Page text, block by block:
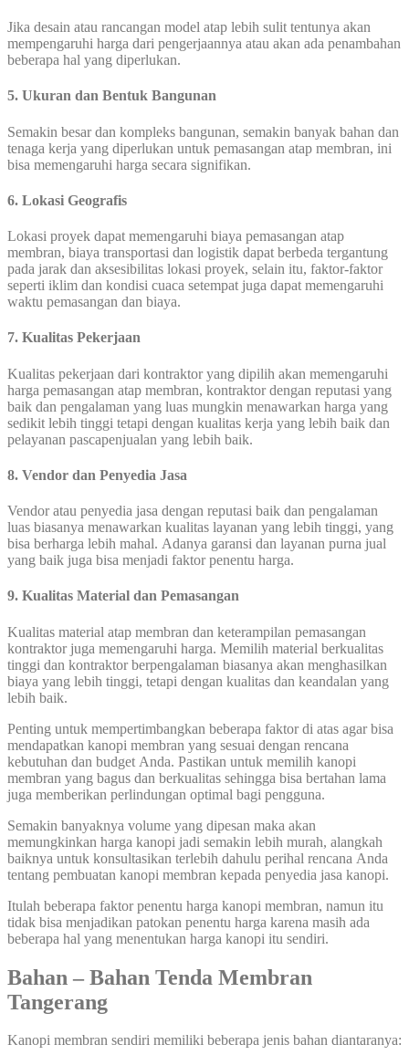
Jika desain atau rancangan model atap lebih sulit tentunya akan
mempengaruhi harga dari pengerjaannya atau akan ada penambahan
beberapa hal yang diperlukan.
5. Ukuran dan Bentuk Bangunan
Semakin besar dan kompleks bangunan, semakin banyak bahan dan
tenaga kerja yang diperlukan untuk pemasangan atap membran, ini
bisa memengaruhi harga secara signifikan.
6. Lokasi Geografis
Lokasi proyek dapat memengaruhi biaya pemasangan atap
membran, biaya transportasi dan logistik dapat berbeda tergantung
pada jarak dan aksesibilitas lokasi proyek, selain itu, faktor-faktor
seperti iklim dan kondisi cuaca setempat juga dapat memengaruhi
waktu pemasangan dan biaya.
7. Kualitas Pekerjaan
Kualitas pekerjaan dari kontraktor yang dipilih akan memengaruhi
harga pemasangan atap membran, kontraktor dengan reputasi yang
baik dan pengalaman yang luas mungkin menawarkan harga yang
sedikit lebih tinggi tetapi dengan kualitas kerja yang lebih baik dan
pelayanan pascapenjualan yang lebih baik.
8. Vendor dan Penyedia Jasa
Vendor atau penyedia jasa dengan reputasi baik dan pengalaman
luas biasanya menawarkan kualitas layanan yang lebih tinggi, yang
bisa berharga lebih mahal. Adanya garansi dan layanan purna jual
yang baik juga bisa menjadi faktor penentu harga.
9. Kualitas Material dan Pemasangan
Kualitas material atap membran dan keterampilan pemasangan
kontraktor juga memengaruhi harga. Memilih material berkualitas
tinggi dan kontraktor berpengalaman biasanya akan menghasilkan
biaya yang lebih tinggi, tetapi dengan kualitas dan keandalan yang
lebih baik.
Penting untuk mempertimbangkan beberapa faktor di atas agar bisa
mendapatkan kanopi membran yang sesuai dengan rencana
kebutuhan dan budget Anda. Pastikan untuk memilih kanopi
membran yang bagus dan berkualitas sehingga bisa bertahan lama
juga memberikan perlindungan optimal bagi pengguna.
Semakin banyaknya volume yang dipesan maka akan
memungkinkan harga kanopi jadi semakin lebih murah, alangkah
baiknya untuk konsultasikan terlebih dahulu perihal rencana Anda
tentang pembuatan kanopi membran kepada penyedia jasa kanopi.
Itulah beberapa faktor penentu harga kanopi membran, namun itu
tidak bisa menjadikan patokan penentu harga karena masih ada
beberapa hal yang menentukan harga kanopi itu sendiri.
Bahan – Bahan Tenda Membran
Tangerang
Kanopi membran sendiri memiliki beberapa jenis bahan diantaranya: